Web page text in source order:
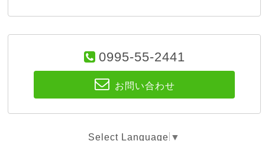
0995-55-2441
お問い合わせ
Select Language ▼